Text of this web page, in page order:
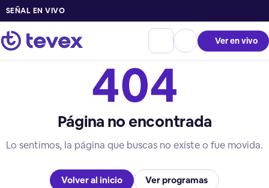
SEÑAL EN VIVO
Ver en vivo
404
Página no encontrada
Lo sentimos, la página que buscas no existe o fue movida.
Volver al inicio Ver programas